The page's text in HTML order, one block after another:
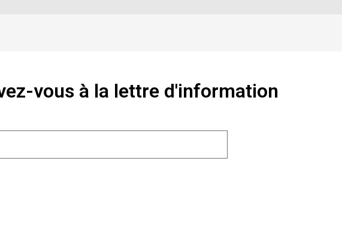
vous à la lettre d'information